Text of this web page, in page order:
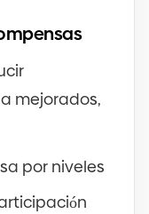
mejorados,
por niveles